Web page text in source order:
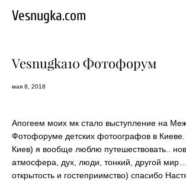
Vesnugka.com
Vesnugka10 Фотофорум
мая 8, 2018
Апогеем моих мк стало выступление на
Фотофоруме детских фотоографов в
Киев) я вообще люблю путешествовать..
атмосфера, дух, люди, тонкий, другой
открытость и гостеприимство) спасибо